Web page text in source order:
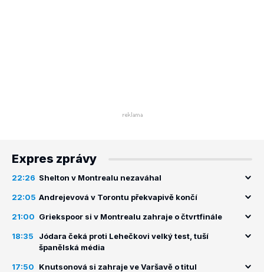
Expres zprávy
22:26 Shelton v Montrealu nezaváhal
22:05 Andrejevová v Torontu překvapivě končí
21:00 Griekspoor si v Montrealu zahraje o čtvrtfinále
18:35
Jódara čeká proti Lehečkovi velký test, tuší
španělská média
17:50 Knutsonová si zahraje ve Varšavě o titul